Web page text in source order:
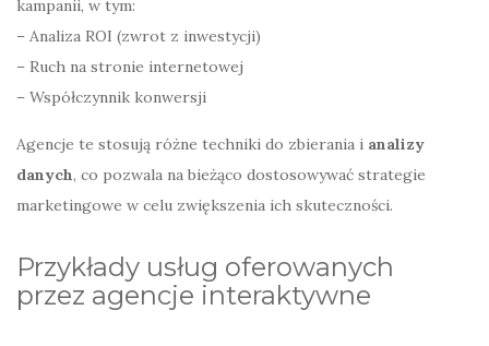
kampanii, w tym:
– Analiza ROI (zwrot z inwestycji)
– Ruch na stronie internetowej
– Współczynnik konwersji
Agencje te stosują różne techniki do zbierania i analizy
danych, co pozwala na bieżąco dostosowywać strategie
marketingowe w celu zwiększenia ich skuteczności.
Przykłady usług oferowanych
przez agencje interaktywne